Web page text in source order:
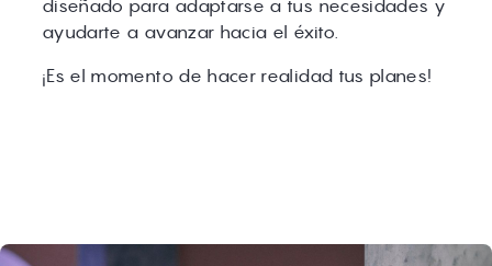
diseñado para adaptarse a tus necesidades y
ayudarte a avanzar hacia el éxito.
¡Es el momento de hacer realidad tus planes!